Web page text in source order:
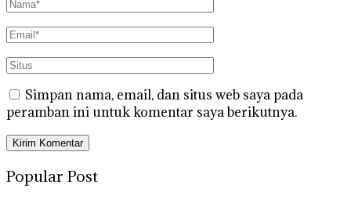
Simpan nama, email, dan situs web saya pada
peramban ini untuk komentar saya berikutnya.
Popular Post